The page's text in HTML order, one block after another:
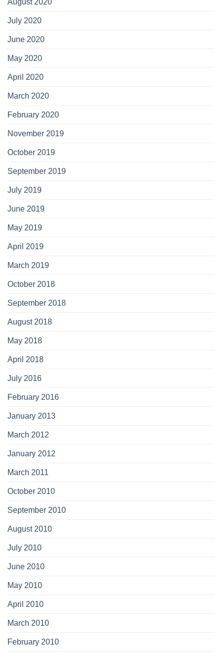
July 2020
June 2020
May 2020
April 2020
March 2020
February 2020
November 2019
October 2019
September 2019
July 2019
June 2019
May 2019
April 2019
March 2019
October 2018
September 2018
August 2018
May 2018
April 2018
July 2016
February 2016
January 2013
March 2012
January 2012
March 2011
October 2010
September 2010
August 2010
July 2010
June 2010
May 2010
April 2010
March 2010
February 2010